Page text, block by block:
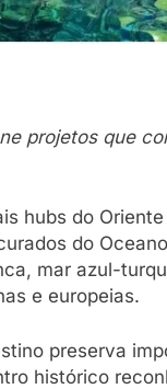
projetos que
hubs do
do
mar azul-
e europeias.
preserva
histórico